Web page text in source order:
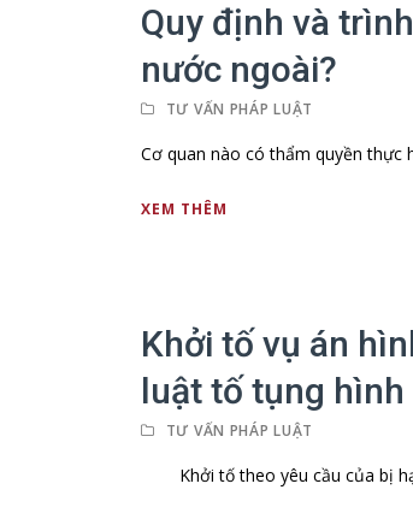
Quy định và
nước ngoài?
TƯ VẤN PHÁP LUẬT
Cơ quan nào có thẩm quyền thực
XEM THÊM
Khởi tố vụ án
luật tố tụng hình
TƯ VẤN PHÁP LUẬT
Khởi tố theo yêu cầu của bị